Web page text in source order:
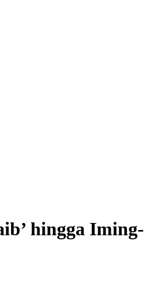
hingga Iming-